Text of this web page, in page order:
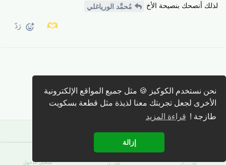
نحن نستخدم الكوكيز 🍪 مثل جميع المواقع الإلكترونية
الأخرى لجعل تجربتك معنا لذيذة مثل قطعة بسكويت
طازجة ! قراءة المزيد
إزالة
لذلك أنصحك بنصيحة الأخ
مُحمَّد الورياغلي
رَدّ
كتابة رد 🖊️
تسجيل الدّخول